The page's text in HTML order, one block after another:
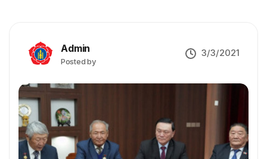
Admin
Posted by
3/3/2021